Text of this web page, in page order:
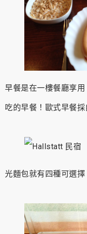
早餐是在一樓餐廳享
吃的早餐！歐式早餐採
光麵包就有四種可選擇